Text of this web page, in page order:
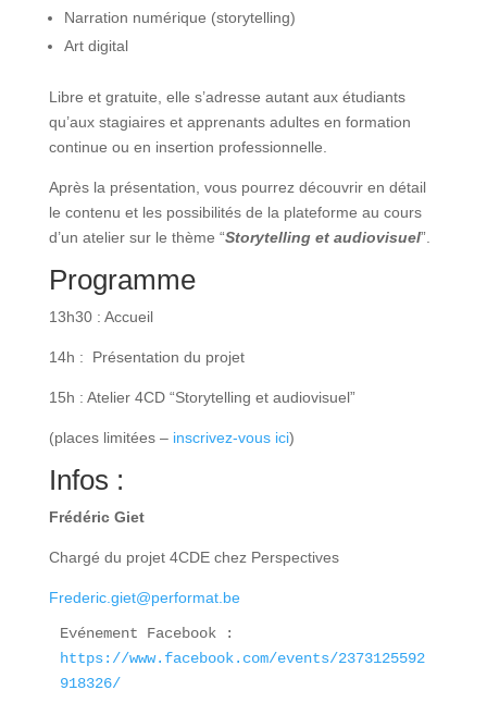
Narration numérique (storytelling)
Art digital
Libre et gratuite, elle s’adresse autant aux étudiants
qu’aux stagiaires et apprenants adultes en formation
continue ou en insertion professionnelle.
Après la présentation, vous pourrez découvrir en détail
le contenu et les possibilités de la plateforme au cours
d’un atelier sur le thème “Storytelling et audiovisuel”.
Programme
13h30 : Accueil
14h : Présentation du projet
15h : Atelier 4CD “Storytelling et audiovisuel”
(places limitées – inscrivez-vous ici)
Infos :
Frédéric Giet
Chargé du projet 4CDE chez Perspectives
Frederic.giet@performat.be
https://www.facebook.com/events/2373125592
918326/